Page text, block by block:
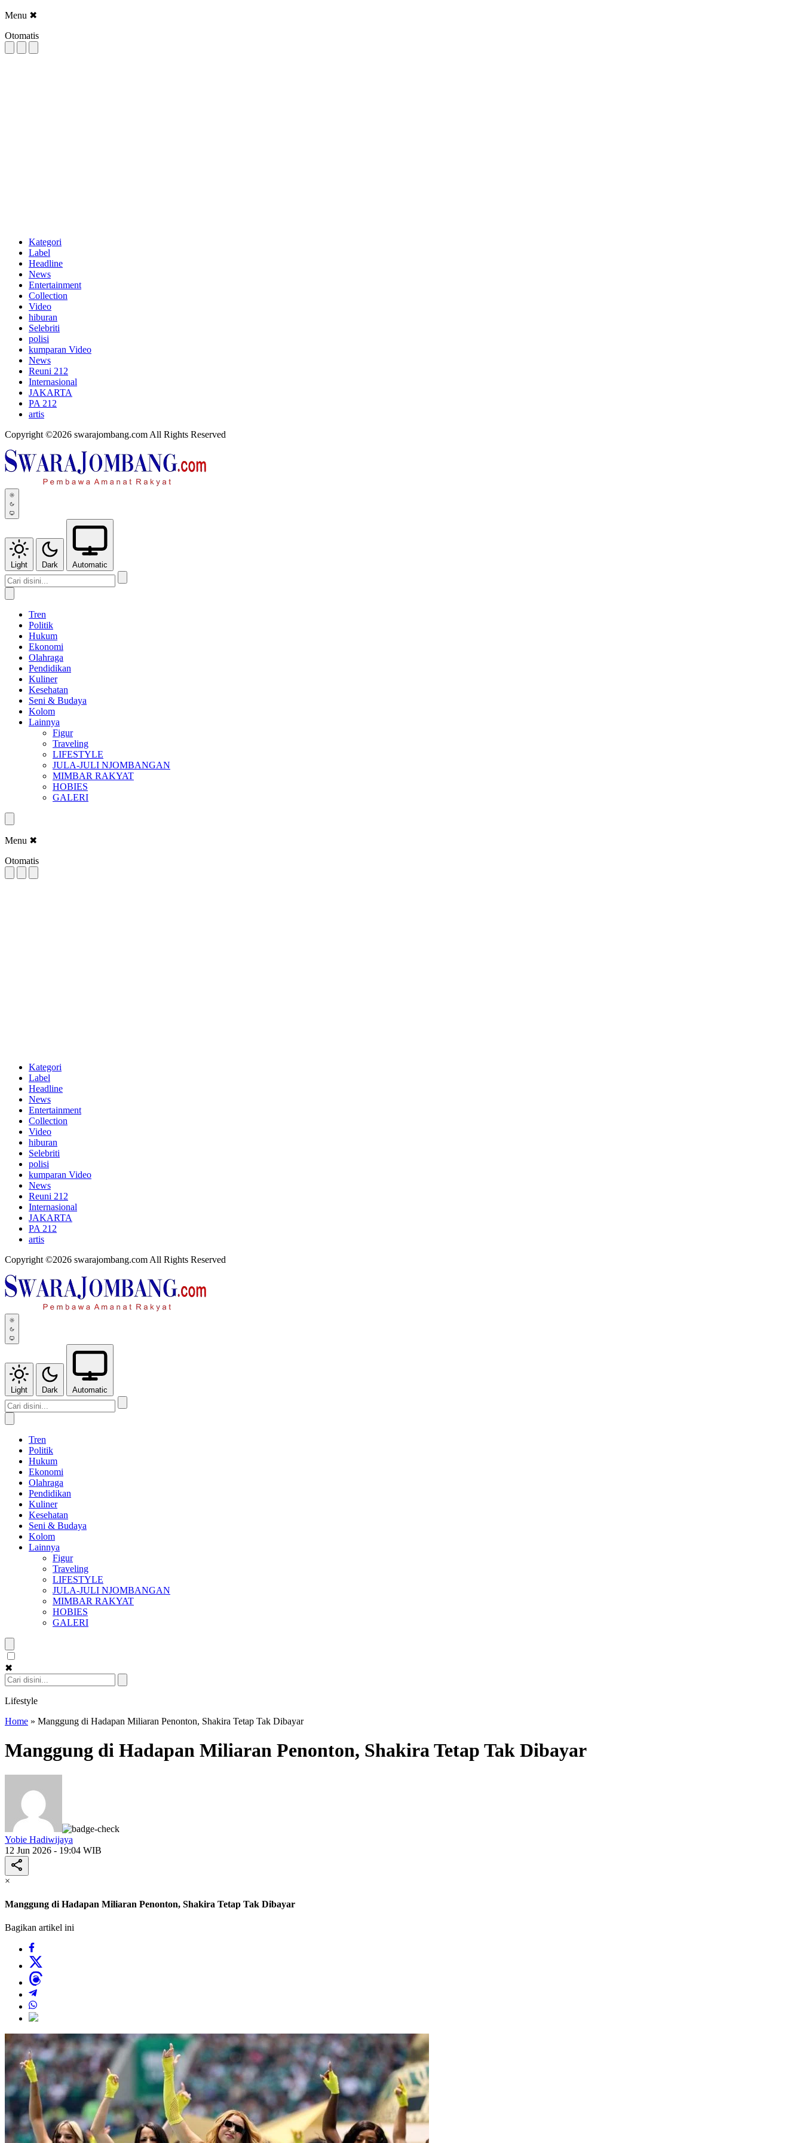
Menu ✖
Otomatis
Kategori
Label
Headline
News
Entertainment
Collection
Video
hiburan
Selebriti
polisi
kumparan Video
News
Reuni 212
Internasional
JAKARTA
PA 212
artis
Copyright ©2026 swarajombang.com All Rights Reserved
Light Dark Automatic
Tren
Politik
Hukum
Ekonomi
Olahraga
Pendidikan
Kuliner
Kesehatan
Seni & Budaya
Kolom
Lainnya
Figur
Traveling
LIFESTYLE
JULA-JULI NJOMBANGAN
MIMBAR RAKYAT
HOBIES
GALERI
Menu ✖
Otomatis
Kategori
Label
Headline
News
Entertainment
Collection
Video
hiburan
Selebriti
polisi
kumparan Video
News
Reuni 212
Internasional
JAKARTA
PA 212
artis
Copyright ©2026 swarajombang.com All Rights Reserved
Light Dark Automatic
Tren
Politik
Hukum
Ekonomi
Olahraga
Pendidikan
Kuliner
Kesehatan
Seni & Budaya
Kolom
Lainnya
Figur
Traveling
LIFESTYLE
JULA-JULI NJOMBANGAN
MIMBAR RAKYAT
HOBIES
GALERI
✖
Lifestyle
Home » Manggung di Hadapan Miliaran Penonton, Shakira Tetap Tak Dibayar
Manggung di Hadapan Miliaran Penonton, Shakira Tetap Tak Dibayar
Yobie Hadiwijaya
12 Jun 2026 - 19:04 WIB
×
Manggung di Hadapan Miliaran Penonton, Shakira Tetap Tak Dibayar
Bagikan artikel ini